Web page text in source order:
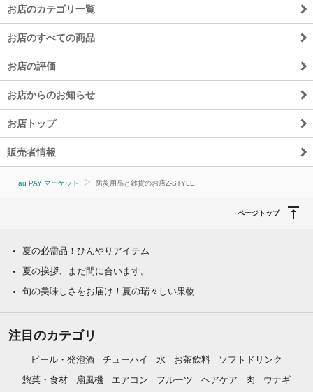
お店のカテゴリ一覧
お店のすべての商品
お店の評価
お店からのお知らせ
お店トップ
販売者情報
au PAY マーケット 防災用品と雑貨のお店Z-STYLE
ページトップ
夏の必需品！ひんやりアイテム
夏の挨拶、まだ間に合います。
旬の美味しさをお届け！夏の瑞々しい果物
注目のカテゴリ
ビール・発泡酒 チューハイ 水 お茶飲料
ソフトドリンク
惣菜・食材
扇風機 エアコン フルーツ ヘアケア 肉 ウナギ